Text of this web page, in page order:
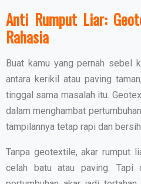
Anti Rumput Liar:
Rahasia
Buat kamu yang pernah sebel
antara kerikil atau paving
tinggal sama masalah itu.
dalam menghambat
tampilannya tetap rapi dan
Tanpa geotextile, akar rumput
celah batu atau paving. Tapi